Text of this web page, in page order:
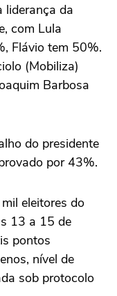
liderança da
com Lula
Flávio tem 50%.
(Mobiliza)
Barbosa
do presidente
por 43%.
eleitores do
13 a 15 de
pontos
nível de
sob protocolo